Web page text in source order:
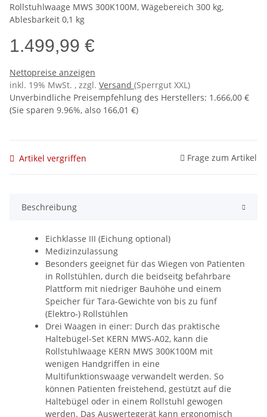
Rollstuhlwaage MWS 300K100M, Wägebereich 300 kg,
Ablesbarkeit 0,1 kg
1.499,99 €
Nettopreise anzeigen
inkl. 19% MwSt. , zzgl. Versand (Sperrgut XXL)
Unverbindliche Preisempfehlung des Herstellers: 1.666,00 €
(Sie sparen 9.96%, also 166,01 €)
Artikel vergriffen Frage zum Artikel
Beschreibung
Eichklasse III (Eichung optional)
Medizinzulassung
Besonders geeignet für das Wiegen von Patienten
in Rollstühlen, durch die beidseitg befahrbare
Plattform mit niedriger Bauhöhe und einem
Speicher für Tara-Gewichte von bis zu fünf
(Elektro-) Rollstühlen
Drei Waagen in einer: Durch das praktische
Haltebügel-Set KERN MWS-A02, kann die
Rollstuhlwaage KERN MWS 300K100M mit
wenigen Handgriffen in eine
Multifunktionswaage verwandelt werden. So
können Patienten freistehend, gestützt auf die
Haltebügel oder in einem Rollstuhl gewogen
werden. Das Auswertegerät kann ergonomisch